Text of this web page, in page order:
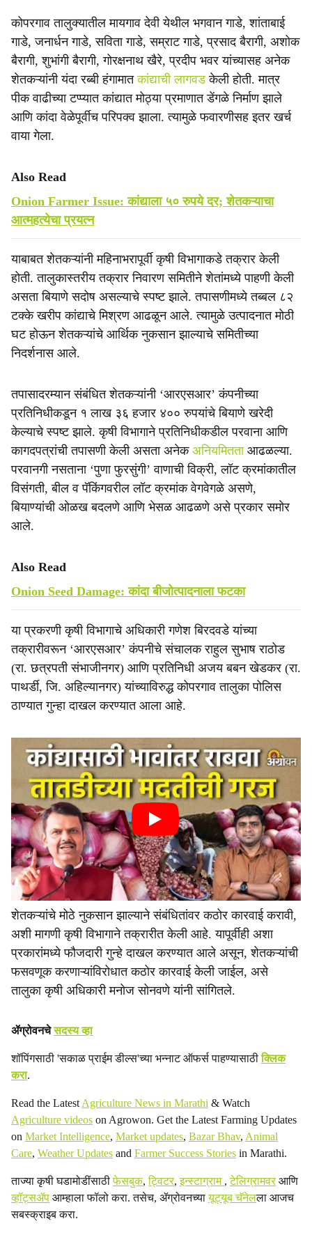
कोपरगाव तालुक्यातील मायगाव देवी येथील भगवान गाडे, शांताबाई
गाडे, जनार्धन गाडे, सविता गाडे, सम्राट गाडे, प्रसाद बैरागी, अशोक
बैरागी, शुभांगी बैरागी, गोरक्षनाथ खैरे, प्रदीप भवर यांच्यासह अनेक
शेतकऱ्यांनी यंदा रब्बी हंगामातकांद्याची लागवडकेली होती. मात्र
पीक वाढीच्या टप्प्यात कांद्यात मोठ्या प्रमाणात डेंगळे निर्माण झाले
आणि कांदा वेळेपूर्वीच परिपक्व झाला. त्यामुळे फवारणीसह इतर खर्च
वाया गेला.
Also Read
Onion Farmer Issue: कांद्याला ५० रुपये दर; शेतकऱ्याचा
आत्महत्येचा प्रयत्न
याबाबत शेतकऱ्यांनी महिनाभरापूर्वी कृषी विभागाकडे तक्रार केली
होती. तालुकास्तरीय तक्रार निवारण समितीने शेतांमध्ये पाहणी केली
असता बियाणे सदोष असल्याचे स्पष्ट झाले. तपासणीमध्ये तब्बल ८२
टक्के खरीप कांद्याचे मिश्रण आढळून आले. त्यामुळे उत्पादनात मोठी
घट होऊन शेतकऱ्यांचे आर्थिक नुकसान झाल्याचे समितीच्या
निदर्शनास आले.
तपासादरम्यान संबंधित शेतकऱ्यांनी ‘आरएसआर’ कंपनीच्या
प्रतिनिधीकडून १ लाख ३६ हजार ४०० रुपयांचे बियाणे खरेदी
केल्याचे स्पष्ट झाले. कृषी विभागाने प्रतिनिधीकडील परवाना आणि
कागदपत्रांची तपासणी केली असता अनेक अनियमितताआढळल्या.
परवानगी नसताना ‘पुणा फुरसुंगी’ वाणाची विक्री, लॉट क्रमांकातील
विसंगती, बील व पॅकिंगवरील लॉट क्रमांक वेगवेगळे असणे,
बियाण्यांची ओळख बदलणे आणि भेसळ आढळणे असे प्रकार समोर
आले.
Also Read
Onion Seed Damage: कांदा बीजोत्पादनाला फटका
या प्रकरणी कृषी विभागाचे अधिकारी गणेश बिरदवडे यांच्या
तक्रारीवरून ‘आरएसआर’ कंपनीचे संचालक राहुल सुभाष राठोड
(रा. छत्रपती संभाजीनगर) आणि प्रतिनिधी अजय बबन खेडकर (रा.
पाथर्डी, जि. अहिल्यानगर) यांच्याविरुद्ध कोपरगाव तालुका पोलिस
ठाण्यात गुन्हा दाखल करण्यात आला आहे.
शेतकऱ्यांचे मोठे नुकसान झाल्याने संबंधितांवर कठोर कारवाई करावी,
अशी मागणी कृषी विभागाने तक्रारीत केली आहे. यापूर्वीही अशा
प्रकारांमध्ये फौजदारी गुन्हे दाखल करण्यात आले असून, शेतकऱ्यांची
फसवणूक करणाऱ्यांविरोधात कठोर कारवाई केली जाईल, असे
तालुका कृषी अधिकारी मनोज सोनवणे यांनी सांगितले.
ॲग्रोवनचेसदस्य व्हा
शॉपिंगसाठी 'सकाळ प्राईम डील्स'च्या भन्नाट ऑफर्स पाहण्यासाठीक्लिक
करा.
Read the Latest Agriculture News in Marathi & Watch
Agriculture videos on Agrowon. Get the Latest Farming Updates
on Market Intelligence, Market updates, Bazar Bhav, Animal
Care, Weather Updates and Farmer Success Stories in Marathi.
ताज्या कृषी घडामोडींसाठीफेसबुक,ट्विटर,इन्स्टाग्राम ,टेलिग्रामवरआणि
व्हॉट्सॲप आम्हाला फॉलो करा. तसेच, ॲग्रोवनच्यायूट्यूब चॅनेलला आजच
सबस्क्राइब करा.